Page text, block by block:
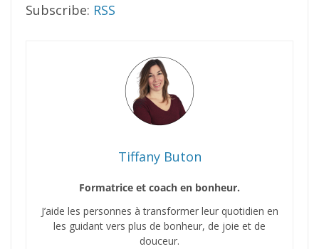
Subscribe: RSS
Tiffany Buton
Formatrice et coach en bonheur.
J’aide les personnes à transformer leur quotidien en
les guidant vers plus de bonheur, de joie et de
douceur.